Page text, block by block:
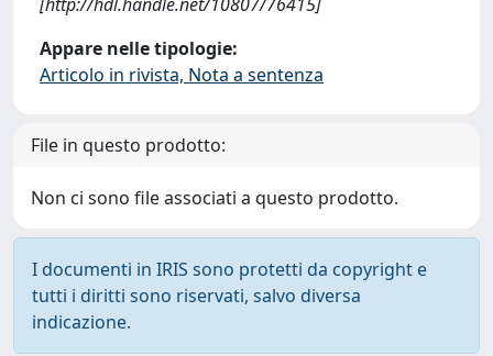
Appare nelle tipologie:
Articolo in rivista, Nota a sentenza
File in questo prodotto:
Non ci sono file associati a questo prodotto.
I documenti in IRIS sono protetti da copyright e
tutti i diritti sono riservati, salvo diversa
indicazione.